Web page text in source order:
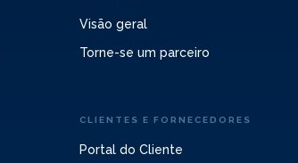
Visão geral
Torne-se um parceiro
CLIENTES E FORNECEDORES
Portal do Cliente